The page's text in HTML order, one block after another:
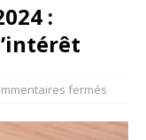
:
fermés